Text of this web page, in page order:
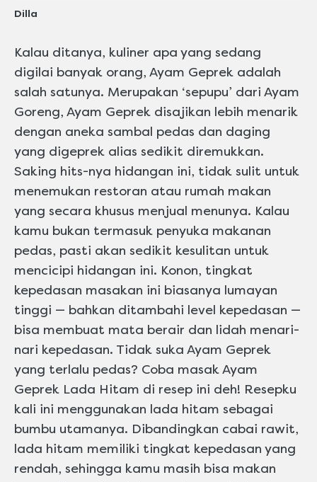
Dilla
Kalau ditanya, kuliner apa yang sedang
digilai banyak orang, Ayam Geprek adalah
salah satunya. Merupakan ‘sepupu’ dari Ayam
Goreng, Ayam Geprek disajikan lebih menarik
dengan aneka sambal pedas dan daging
yang digeprek alias sedikit diremukkan.
Saking hits-nya hidangan ini, tidak sulit untuk
menemukan restoran atau rumah makan
yang secara khusus menjual menunya. Kalau
kamu bukan termasuk penyuka makanan
pedas, pasti akan sedikit kesulitan untuk
mencicipi hidangan ini. Konon, tingkat
kepedasan masakan ini biasanya lumayan
tinggi — bahkan ditambahi level kepedasan —
bisa membuat mata berair dan lidah menari-
nari kepedasan. Tidak suka Ayam Geprek
yang terlalu pedas? Coba masak Ayam
Geprek Lada Hitam di resep ini deh! Resepku
kali ini menggunakan lada hitam sebagai
bumbu utamanya. Dibandingkan cabai rawit,
lada hitam memiliki tingkat kepedasan yang
rendah, sehingga kamu masih bisa makan